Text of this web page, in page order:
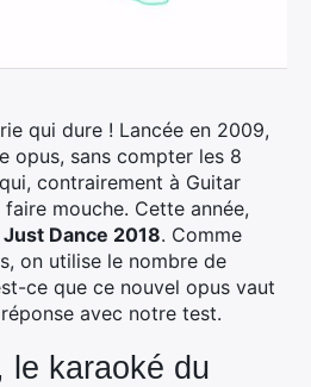
qui dure ! Lancée en 2009,
opus, sans compter les 8
contrairement à Guitar
mouche. Cette année,
Just Dance 2018. Comme
on utilise le nombre de
ce que ce nouvel opus vaut
avec notre test.
le karaoké du